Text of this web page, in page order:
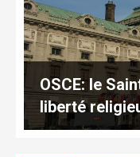
OSCE: le
liberté